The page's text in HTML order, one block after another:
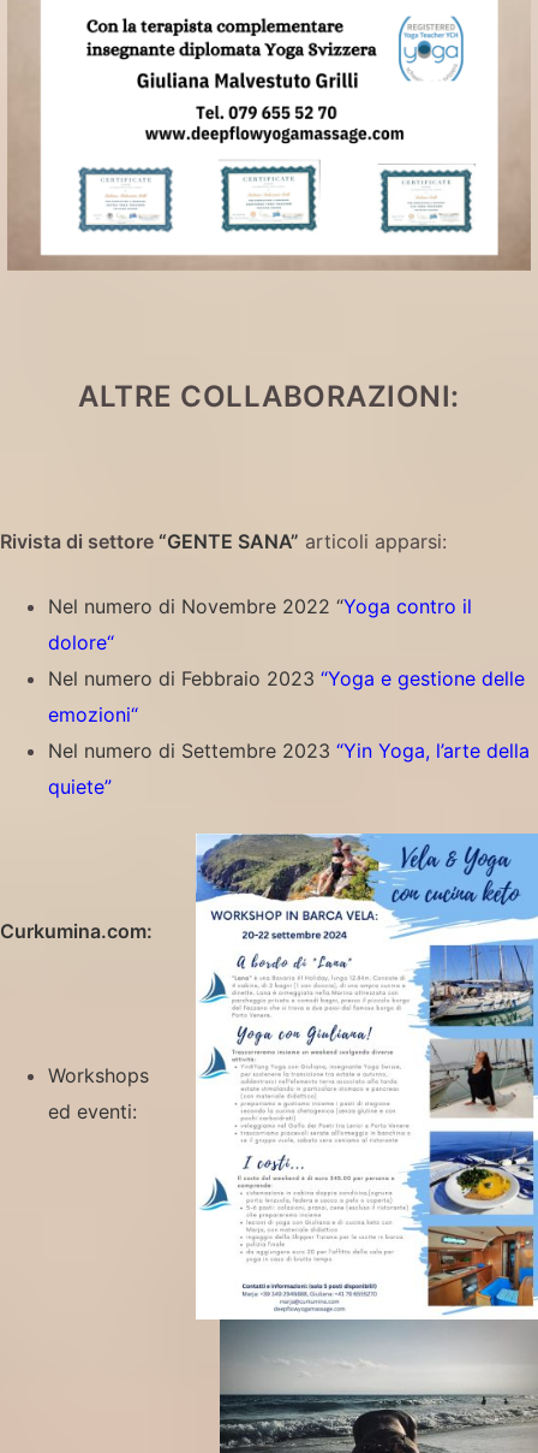
ALTRE COLLABORAZIONI:
Rivista di settore “GENTE SANA” articoli apparsi:
Nel numero di Novembre 2022 “Yoga contro il
dolore“
Nel numero di Febbraio 2023 “Yoga e gestione delle
emozioni“
Nel numero di Settembre 2023 “Yin Yoga, l’arte della
quiete”
Curkumina.com:
Workshops
ed eventi: